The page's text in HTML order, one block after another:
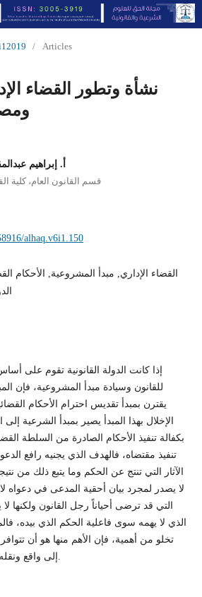
/ Articles
نشأة وتطور القضاء
أ. إبراهيم
قسم القانون العام، كلية
alhaq.v6i1.150
القضاء الإداري, مبدأ المشروعية, الأحكام
إذا كانت الدولة القانونية تقوم على
للقانون وسيادة مبدأ المشروعية، فإن
يقترن بمبدأ تقديس احترام الأحكام
الإخلال بهذا المبدأ يصير بمبدأ الشرعية إلى
بكفالة تنفيذ الأحكام الصادرة من السلطة
تنفيذ مقتضاه، فالهدف الذي يجنيه رافع
الآثار التي تنتج عن الحكم وما يتبع ذلك من
لا يصدر لمجرد بيان أحقية المدعى في دعواه
التي قد ترضى أحياناً رجل القانون ولكنها
الذي لا يهمه سوى فاعلية الحكم الذي بيده،
تخلو من أهمية، فإن الأهم منها هو أن
إلى واقع ونقله من السكون إلى الحركة.